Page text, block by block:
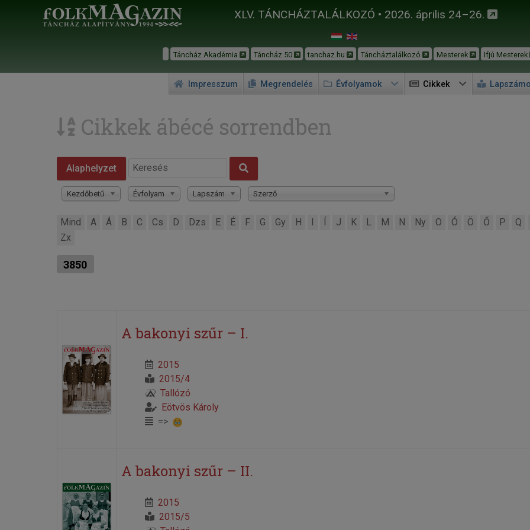
XLV. TÁNCHÁZTALÁLKOZÓ • 2026. április 24–26.
Táncház Akadémia Táncház 50 tanchaz.hu Táncháztalálkozó Mesterek Ifjú Mesterek
Impresszum Megrendelés Évfolyamok Cikkek
Cikkek ábécé sorrendben
Alaphelyzet
Kezdőbetű Évfolyam Lapszám Szerző
Mind A Á B C Cs D Dzs E É F G Gy H I Í J K L M N Ny O Ó Ö Ő P Q
Zx
3850
A bakonyi szűr – I.
2015
2015/4
Tallózó
Eötvös Károly
=>
A bakonyi szűr – II.
2015
2015/5